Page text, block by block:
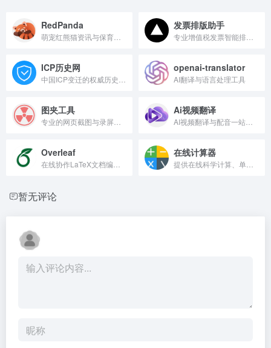
RedPanda 发票排版助手
ICP历史网 openai-translator
AI翻译与语言处理工具
图夹工具 Ai视频翻译
Overleaf 在线计算器
暂无评论